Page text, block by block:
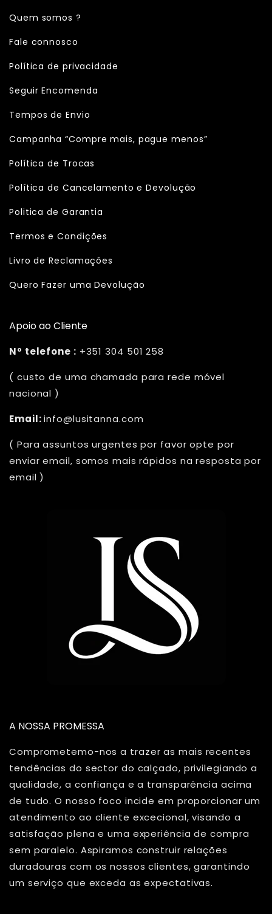
Quem somos ?
Fale connosco
Política de privacidade
Seguir Encomenda
Tempos de Envio
Campanha “Compre mais, pague menos”
Política de Trocas
Política de Cancelamento e Devolução
Politica de Garantia
Termos e Condições
Livro de Reclamações
Quero Fazer uma Devolução
Apoio ao Cliente
Nº telefone : +351 304 501 258
( custo de uma chamada para rede móvel
nacional )
Email:info@lusitanna.com
( Para assuntos urgentes por favor opte por
enviar email, somos mais rápidos na resposta por
email )
A NOSSA PROMESSA
Comprometemo-nos a trazer as mais recentes
tendências do sector do calçado, privilegiando a
qualidade, a confiança e a transparência acima
de tudo. O nosso foco incide em proporcionar um
atendimento ao cliente excecional, visando a
satisfação plena e uma experiência de compra
sem paralelo. Aspiramos construir relações
duradouras com os nossos clientes, garantindo
um serviço que exceda as expectativas.